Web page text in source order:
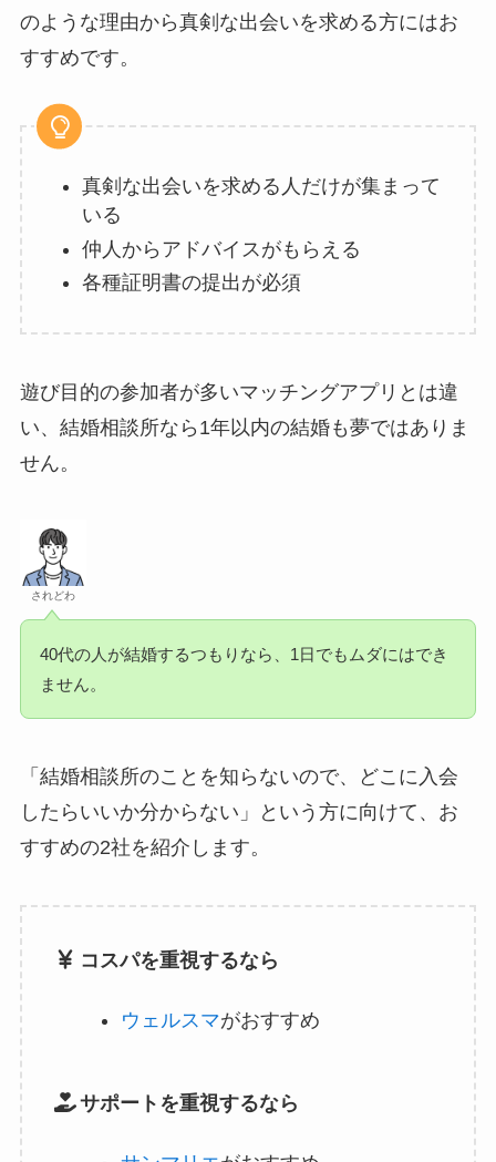
のような理由から真剣な出会いを求める方にはお
すすめです。
真剣な出会いを求める人だけが集まって
いる
仲人からアドバイスがもらえる
各種証明書の提出が必須
遊び目的の参加者が多いマッチングアプリとは違
い、結婚相談所なら1年以内の結婚も夢ではありま
せん。
されどわ
40代の人が結婚するつもりなら、1日でもムダにはでき
ません。
「結婚相談所のことを知らないので、どこに入会
したらいいか分からない」という方に向けて、お
すすめの2社を紹介します。
コスパを重視するなら
ウェルスマがおすすめ
サポートを重視するなら